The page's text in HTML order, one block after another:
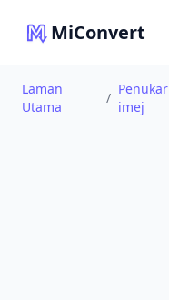
MiConvert
Laman
Utama
/
Penukar
imej